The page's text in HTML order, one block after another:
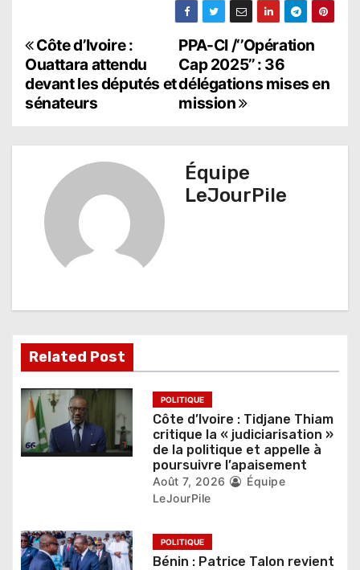
N
a
v
i
d
e
l
’
t
PPA-CI /‘’Opération
Cap 2025’’ : 36
délégations mises en
mission
Côte d’Ivoire :
Ouattara attendu
devant les députés et
sénateurs
Équipe
LeJourPile
Related Post
POLITIQUE
Côte d’Ivoire : Tidjane Thiam
critique la « judiciarisation »
de la politique et appelle à
poursuivre l’apaisement
Août 7, 2026
Équipe
LeJourPile
POLITIQUE
Bénin : Patrice Talon revient